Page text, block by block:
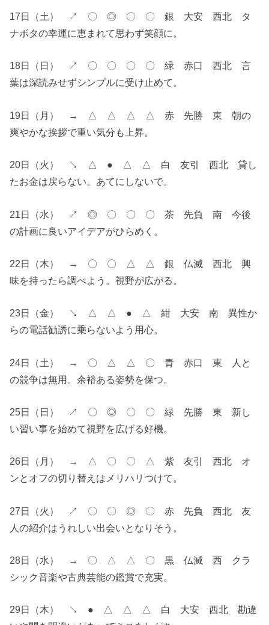
17日（土） ↗︎ 〇 ◎ 〇 〇 銀 大安 西北 タ
ナボタの幸運に恵まれて思わず笑顔に。
18日（日） ↗︎ 〇 〇 〇 〇 緑 赤口 西北 言
葉は深読みせずシンプルに受け止めて。
19日（月） → △ △ △ △ 赤 先勝 東 朝の
爽やかな挨拶で重い気分も上昇。
20日（火） ↘︎ △ ● △ △ 白 友引 西北 貸し
たお金は戻らない。あてにしないで。
21日（水） ↗︎ ◎ 〇 〇 〇 茶 先負 南 今後
の計画に良いアイデアがひらめく。
22日（木） → 〇 〇 △ △ 銀 仏滅 西北 興
味を持ったら調べよう。視野が広がる。
23日（金） ↘︎ △ △ ● △ 紺 大安 南 異性か
らの電話勧誘に乗らないよう用心。
24日（土） → 〇 △ △ 〇 青 赤口 東 人と
の競争は無用。余裕ある姿勢を保つ。
25日（日） ↗︎ 〇 ◎ 〇 〇 緑 先勝 東 新し
い習い事を始めて視野を広げる好機。
26日（月） → △ 〇 〇 △ 紫 友引 西北 オ
ンとオフの切り替えはメリハリつけて。
27日（火） ↗︎ 〇 〇 ◎ 〇 赤 先負 西北 友
人の紹介はうれしい出会いとなりそう。
28日（水） → 〇 △ △ 〇 黒 仏滅 西 クラ
シック音楽や古典芸能の鑑賞で充実。
29日（木） ↘︎ ● △ △ △ 白 大安 西北 勘違